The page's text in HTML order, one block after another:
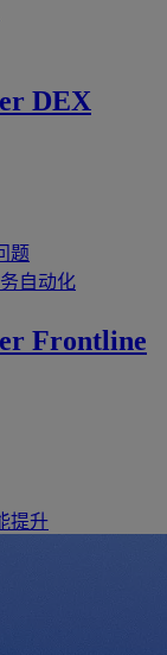
DEX
题
自动化
Frontline
提升